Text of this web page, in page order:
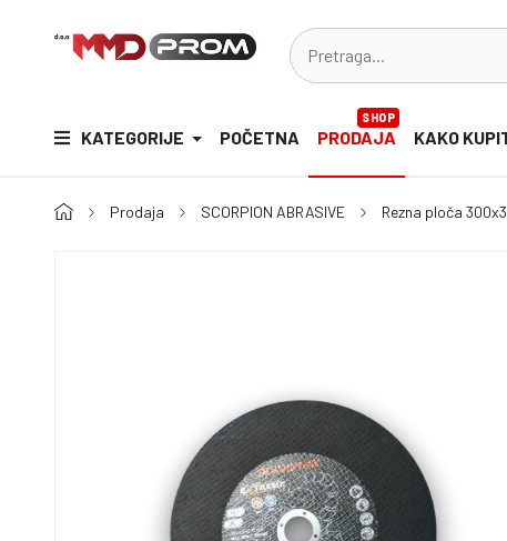
KATEGORIJE POČETNA PRODAJA
SHOP
KAKO
Prodaja SCORPION ABRASIVE Rezna ploča